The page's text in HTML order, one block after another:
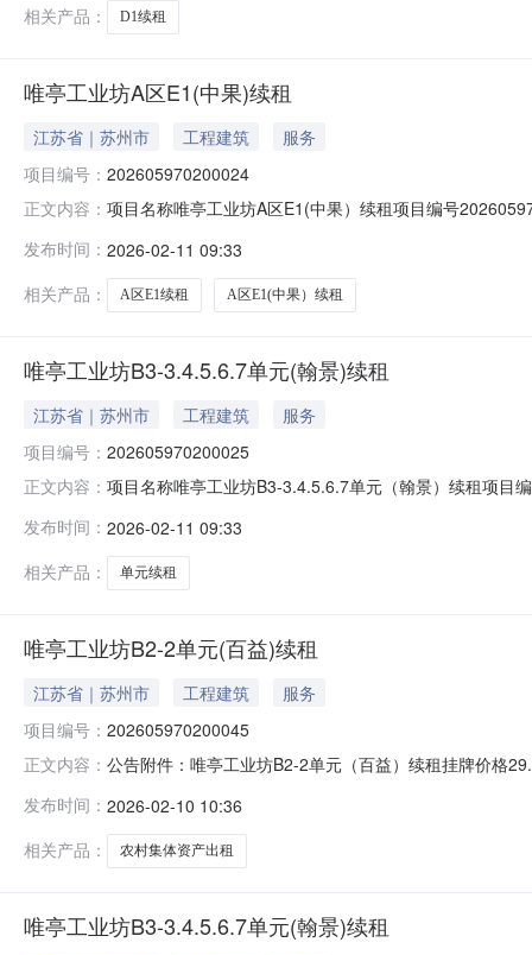
相关产品：
D1续租
唯亭工业坊A区E1(中果)续租
江苏省｜苏州市 工程建筑
服务
项目编号： 202605970200024
正文内容： 项目名称唯亭工业坊A区E1(中果）续租项目编号
发布时间： 2026-02-11 09:33
相关产品：
A区E1续租 A区E1(中果）续租
唯亭工业坊B3-3.4.5.6.7单元(翰景)续租
江苏省｜苏州市 工程建筑
服务
项目编号： 202605970200025
正文内容： 项目名称唯亭工业坊B3-3.4.5.6.7单元（翰景）续租项目
发布时间： 2026-02-11 09:33
相关产品：
单元续租
唯亭工业坊B2-2单元(百益)续租
江苏省｜苏州市 工程建筑
服务
项目编号： 202605970200045
正文内容： 公告附件：唯亭工业坊B2-2单元（百益）续租挂牌价格
320571052Z32000A00001资产类型经营性资产资产类
发布时间： 2026-02-10 10:36
相关产品：
农村集体资产出租
唯亭工业坊B3-3.4.5.6.7单元(翰景)续租